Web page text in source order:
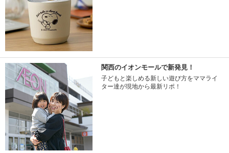
関西のイオンモールで新発見！
子どもと楽しめる新しい遊び方をママライ
ター達が現地から最新リポ！